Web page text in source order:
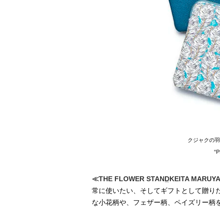
クジャクの
≪THE FLOWER STAND̲KEITA
常に使いたい、そしてギフトとして贈り
な小花柄や、フェザー柄、ペイズリー